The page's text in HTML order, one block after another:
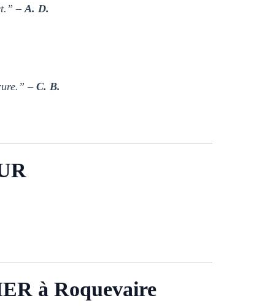
–A. D.
–C. B.
à Roquevaire